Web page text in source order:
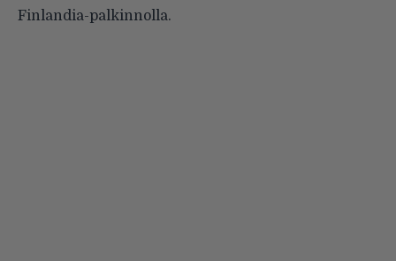
Finlandia-palkinnolla.